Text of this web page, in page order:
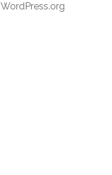
WordPress.org